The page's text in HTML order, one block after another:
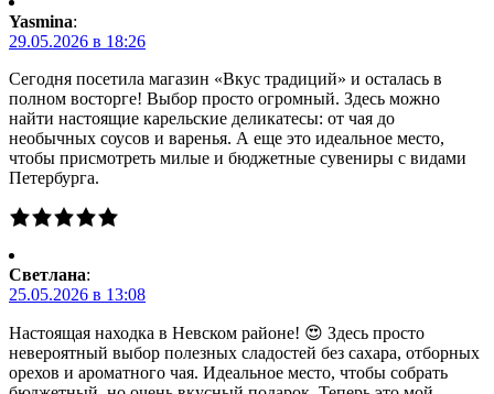
Yasmina:
29.05.2026 в 18:26
Сегодня посетила магазин «Вкус традиций» и осталась в
полном восторге! Выбор просто огромный. Здесь можно
найти настоящие карельские деликатесы: от чая до
необычных соусов и варенья. А еще это идеальное место,
чтобы присмотреть милые и бюджетные сувениры с видами
Петербурга.
Светлана:
25.05.2026 в 13:08
Настоящая находка в Невском районе! 😍 Здесь просто
невероятный выбор полезных сладостей без сахара, отборных
орехов и ароматного чая. Идеальное место, чтобы собрать